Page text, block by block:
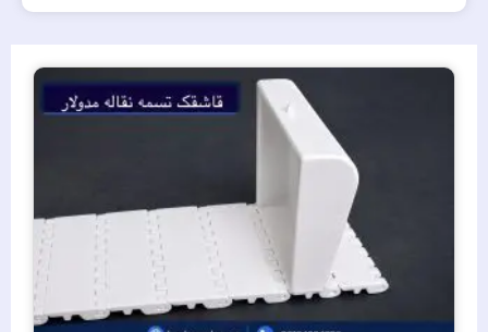
برگه برگه برگه برگه برگه برگه برگه برگه برگه برگه